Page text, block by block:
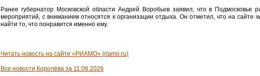
Ранее губернатор Московской области Андрей Воробьев заявил, что в
мероприятий, с вниманием относятся к организации отдыха. Он отметил, что на сайте
найти то, что понравится именно ему.
Читать новость на сайте «РИАМО» (riamo.ru)
Все новости Королёва за 11.06.2026